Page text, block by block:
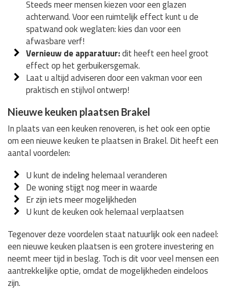
Steeds meer mensen kiezen voor een glazen
achterwand. Voor een ruimtelijk effect kunt u de
spatwand ook weglaten: kies dan voor een
afwasbare verf!
Vernieuw de apparatuur:dit heeft een heel groot
effect op het gerbuikersgemak.
Laat u altijd adviseren door een vakman voor een
praktisch en stijlvol ontwerp!
Nieuwe keuken plaatsen Brakel
In plaats van een keuken renoveren, is het ook een optie
om een nieuwe keuken te plaatsen in Brakel. Dit heeft een
aantal voordelen:
U kunt de indeling helemaal veranderen
De woning stijgt nog meer in waarde
Er zijn iets meer mogelijkheden
U kunt de keuken ook helemaal verplaatsen
Tegenover deze voordelen staat natuurlijk ook een nadeel:
een nieuwe keuken plaatsen is een grotere investering en
neemt meer tijd in beslag. Toch is dit voor veel mensen een
aantrekkelijke optie, omdat de mogelijkheden eindeloos
zijn.